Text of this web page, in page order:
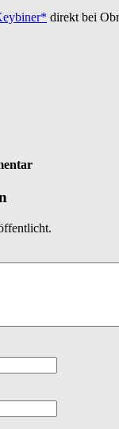
direkt bei